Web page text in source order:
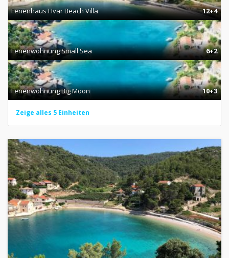
Ferienhaus Hvar Beach Villa 12+4
Ferienwohnung Small Sea 6+2
Ferienwohnung Big Moon 10+3
Zeige alles 5 Einheiten